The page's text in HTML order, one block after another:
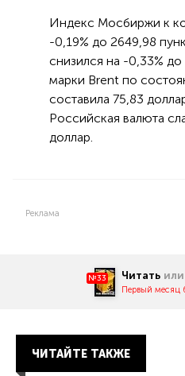
Индекс Мосбиржи к
-0,19% до 2649,98
снизился на -0,33%
марки Brent по
составила 75,83
Российская валюта
доллар.
Реклама
№33 Читать или
Первый месяц
ЧИТАЙТЕ ТАКЖЕ